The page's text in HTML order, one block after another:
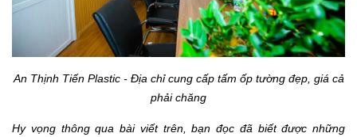
An Thịnh Tiến Plastic - Địa chỉ cung cấp tấm ốp tường đẹp, giá cả
phải chăng
Hy vọng thông qua bài viết trên, bạn đọc đã biết được những